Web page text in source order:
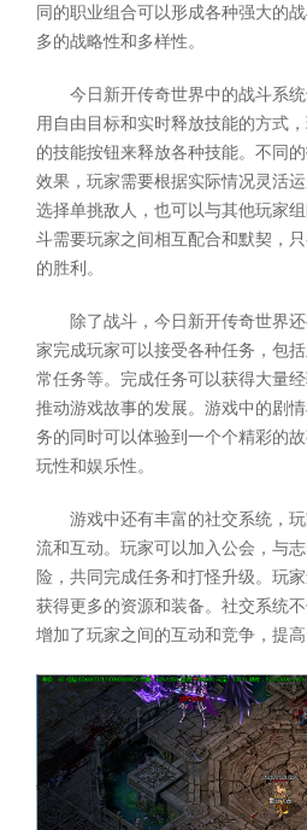
同的职业组合可以形成各种强大的
多的战略性和多样性。
今日新开传奇世界中的战斗系
用自由目标和实时释放技能的方式
的技能按钮来释放各种技能。不同
效果，玩家需要根据实际情况灵活
选择单挑敌人，也可以与其他玩家
斗需要玩家之间相互配合和默契，
的胜利。
除了战斗，今日新开传奇世界
家完成玩家可以接受各种任务，包
常任务等。完成任务可以获得大量
推动游戏故事的发展。游戏中的剧
务的同时可以体验到一个个精彩的
玩性和娱乐性。
游戏中还有丰富的社交系统，
流和互动。玩家可以加入公会，与
险，共同完成任务和打怪升级。玩
获得更多的资源和装备。社交系统
增加了玩家之间的互动和竞争，提